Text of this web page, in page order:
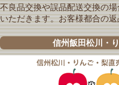
不良品交換や誤品配送交換の
いただきます。お客様都合の
信州飯田松川・